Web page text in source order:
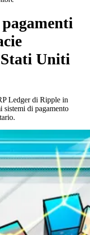
Uniti
Ledger di Ripple in
sistemi di pagamento